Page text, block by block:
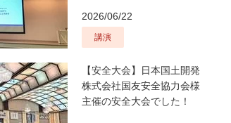
2026/06/22
講演
【安全大会】日本国土開発
株式会社国友安全協力会様
主催の安全大会でした！